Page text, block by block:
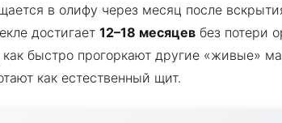
в олифу через месяц после
достигает 12–18 месяцев без потери
быстро прогоркают другие «живые»
как естественный щит.